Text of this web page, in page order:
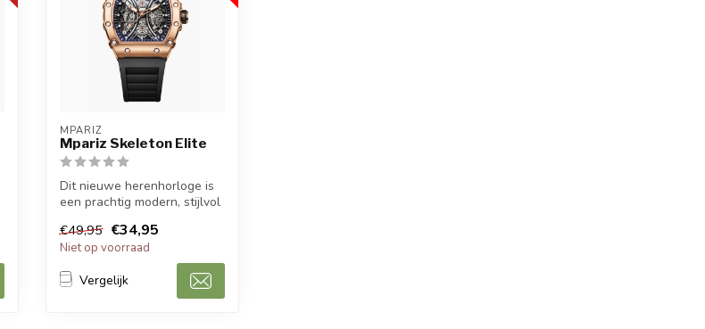
MPARIZ
Mpariz Skeleton Elite
Dit nieuwe herenhorloge is
een prachtig modern, stijlvol
€49,95 €34,95
Niet op voorraad
Vergelijk